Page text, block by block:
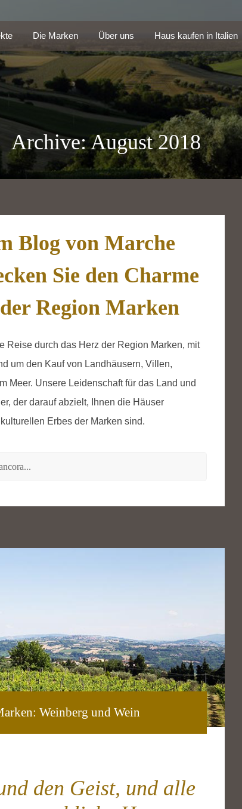
Die Marken Über uns Haus kaufen in Italien
Die Marken Über uns Haus kaufen in Italien
Archive: August 2018
Blog von Marche
Sie den Charme
Region Marken
Reise durch das Herz der Region Marken, mit
um den Kauf von Landhäusern, Villen,
Meer. Unsere Leidenschaft für das Land und
der darauf abzielt, Ihnen die Häuser
Erbes der Marken sind.
Weinberg und Wein
den Geist, und alle